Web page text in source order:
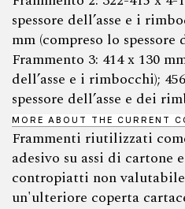
spessore dell’asse e i
mm (compreso lo spessore
Frammento 3: 414 x 130
dell’asse e i rimbocchi);
spessore dell’asse e dei
MORE ABOUT THE CURRENT
Frammenti riutilizzati
adesivo su assi di cartone
contropiatti non
un'ulteriore coperta